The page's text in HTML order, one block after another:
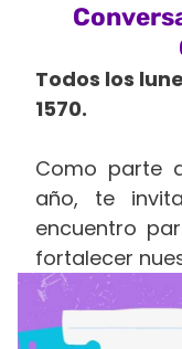
Todos los
1570.
Como parte
año, te
encuentro
fortalecer